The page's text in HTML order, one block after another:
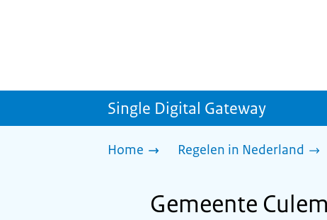
Single Digital Gateway
Home Regelen in Nederland
Gemeente